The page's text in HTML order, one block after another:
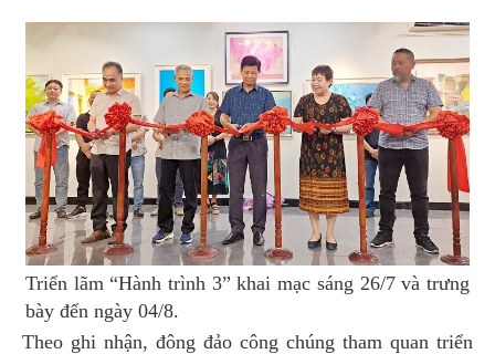
Triển lãm “Hành trình 3” khai mạc sáng 26/7 và trưng
bày đến ngày 04/8.
Theo ghi nhận, đông đảo công chúng tham quan triển